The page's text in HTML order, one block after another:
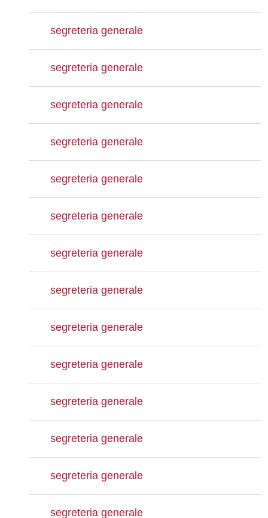
segreteria generale
segreteria generale
segreteria generale
segreteria generale
segreteria generale
segreteria generale
segreteria generale
segreteria generale
segreteria generale
segreteria generale
segreteria generale
segreteria generale
segreteria generale
segreteria generale